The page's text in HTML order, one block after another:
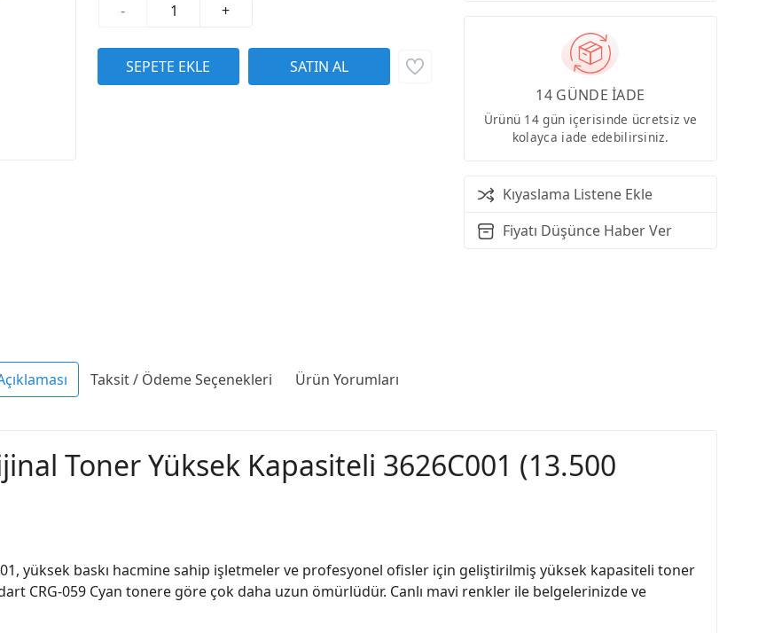
-
+
14 GÜNDE İADE
Ürünü 14 gün içerisinde ücretsiz ve
kolayca iade edebilirsiniz.
Kıyaslama Listene Ekle
Fiyatı Düşünce Haber Ver
Taksit / Ödeme Seçenekleri Ürün Yorumları
Toner Yüksek Kapasiteli 3626C001 (13.500
yüksek baskı hacmine sahip işletmeler ve profesyonel ofisler için geliştirilmiş yüksek kapasiteli toner
CRG-059 Cyan tonere göre çok daha uzun ömürlüdür. Canlı mavi renkler ile belgelerinizde ve